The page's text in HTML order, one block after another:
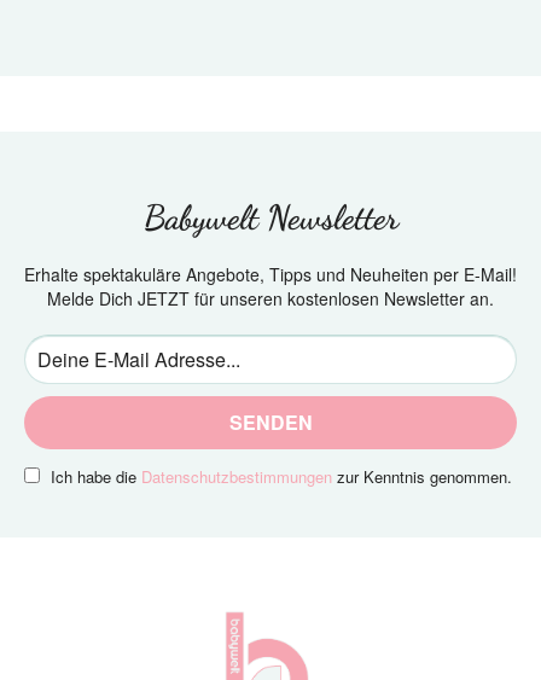
Babywelt Newsletter
Erhalte spektakuläre Angebote, Tipps und Neuheiten per E-Mail!
Melde Dich JETZT für unseren kostenlosen Newsletter an.
SENDEN
Ich habe die Datenschutzbestimmungen zur Kenntnis genommen.